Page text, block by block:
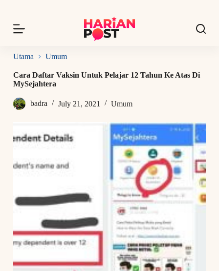
p
o
n
n
Utama Umum
Cara Daftar Vaksin Untuk Pelajar 12 Tahun Ke Atas Di
MySejahtera
badra July 21, 2021 Umum